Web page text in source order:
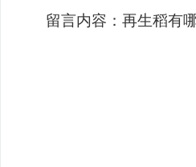
留言内容：再生稻有